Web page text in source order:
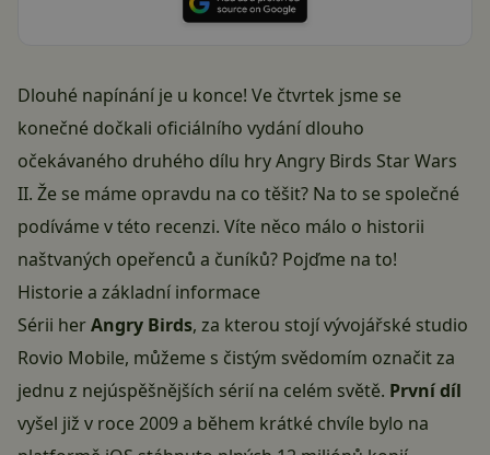
Dlouhé napínání je u konce! Ve čtvrtek jsme se
konečné dočkali oficiálního vydání dlouho
očekávaného druhého dílu hry Angry Birds Star Wars
II. Že se máme opravdu na co těšit? Na to se společné
podíváme v této recenzi. Víte něco málo o historii
naštvaných opeřenců a čuníků? Pojďme na to!
Historie a základní informace
Sérii herAngry Birds, za kterou stojí vývojářské studio
Rovio Mobile, můžeme s čistým svědomím označit za
jednu z nejúspěšnějších sérií na celém světě. První díl
vyšel již v roce 2009 a během krátké chvíle bylo na